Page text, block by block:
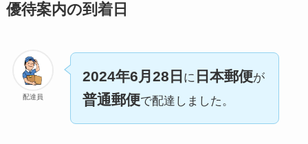
優待案内の到着日
配達員
2024年6月28日 に 日本郵便が
普通郵便で配達しました。